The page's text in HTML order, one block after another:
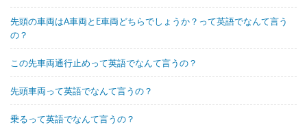
先頭の車両はA車両とE車両どちらでしょうか？って英語でなんて言う
の？
この先車両通行止めって英語でなんて言うの？
先頭車両って英語でなんて言うの？
乗るって英語でなんて言うの？